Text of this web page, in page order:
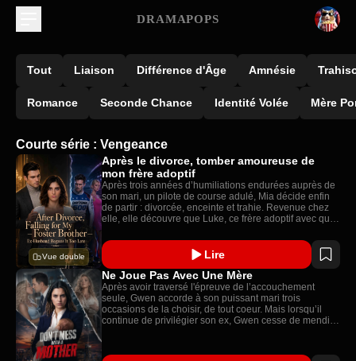
DRAMAPOPS
Tout Liaison Différence d'Âge Amnésie
Romance Seconde Chance Identité Volée Mère
Courte série : Vengeance
Vue double
Après le divorce, tomber amoureuse de
mon frère adoptif
Après trois années d’humiliations endurées auprès de
son mari, un pilote de course adulé, Mia décide enfin
de partir : divorcée, enceinte et trahie. Revenue chez
elle, elle découvre que Luke, ce frère adoptif avec qui
pour elle.
Lire
Ne Joue Pas Avec Une Mère
Après avoir traversé l'épreuve de l’accouchement
seule, Gwen accorde à son puissant mari trois
occasions de la choisir, de tout coeur. Mais lorsqu’il
continue de privilégier son ex, Gwen cesse de mendier
compris ce qu’il chérit le plus.